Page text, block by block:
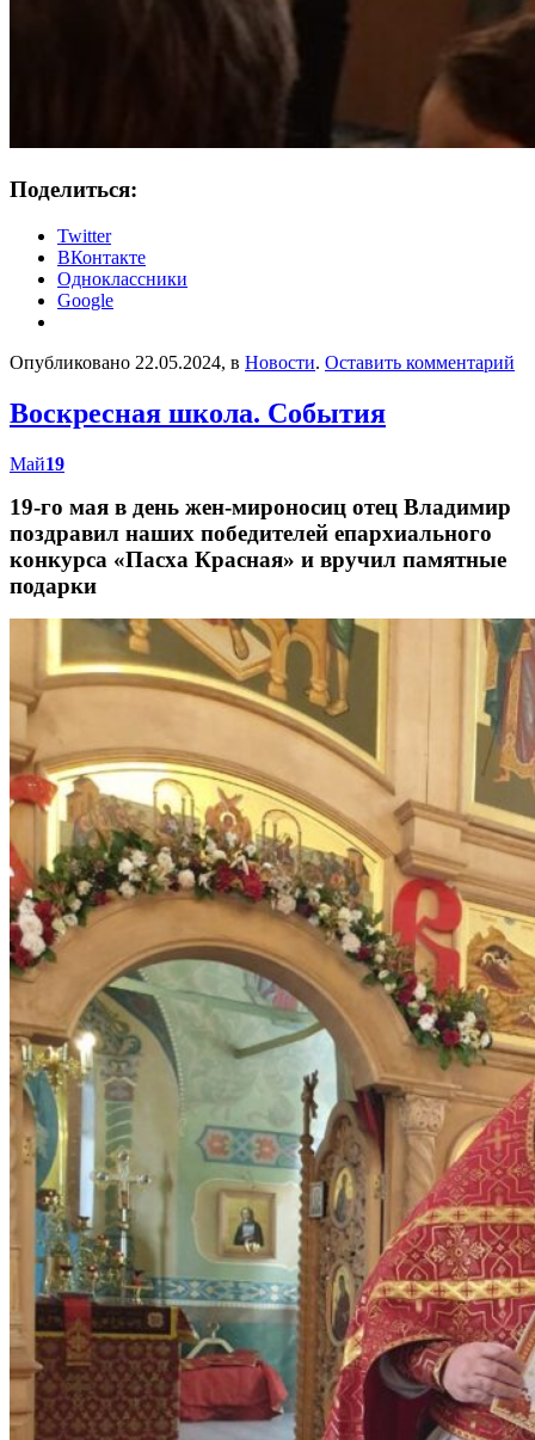
Поделиться:
Twitter
ВКонтакте
Одноклассники
Google
Опубликовано 22.05.2024, в Новости. Оставить комментарий
Воскресная школа. События
Май19
19-го мая в день жен-мироносиц отец Владимир
поздравил наших победителей епархиального
конкурса «Пасха Красная» и вручил памятные
подарки